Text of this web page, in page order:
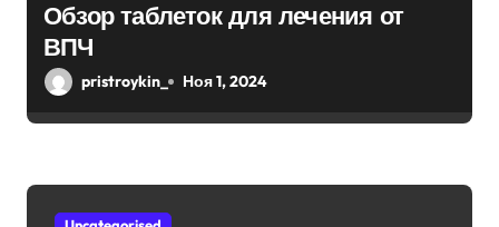
Обзор таблеток для лечения от
ВПЧ
pristroykin_ Ноя 1, 2024